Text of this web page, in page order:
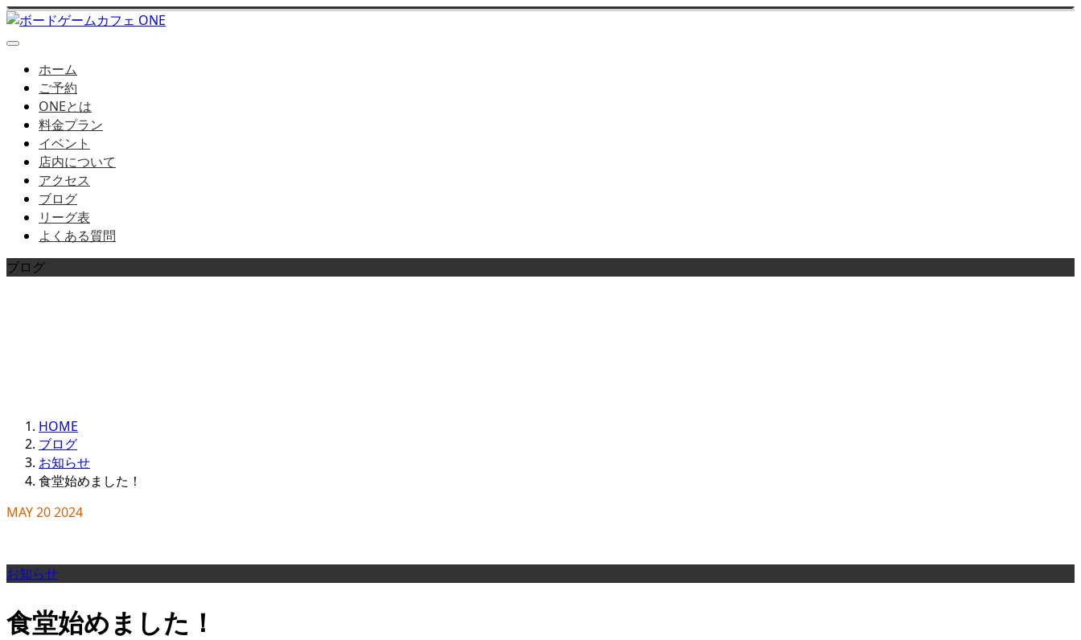
ホーム
ご予約
ONEとは
料金プラン
イベント
店内について
アクセス
ブログ
リーグ表
よくある質問
ブログ
HOME
ブログ
お知らせ
食堂始めました！
MAY202024
お知らせ
食堂始めました！